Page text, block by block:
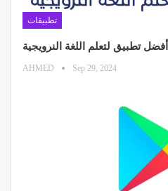
تطبيقات
أفضل تطبيق لتعلم اللغة النرويجية
AHMED Sep 29, 2024